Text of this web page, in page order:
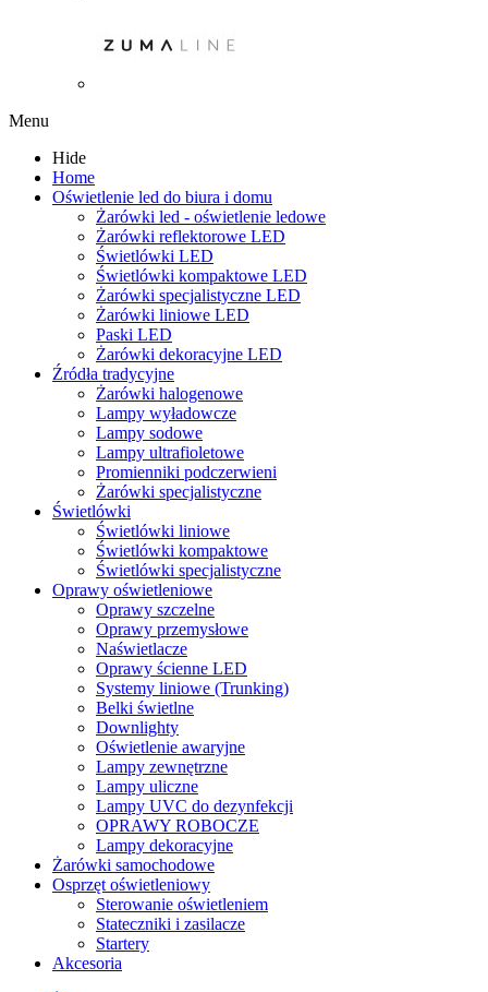
Menu
Hide
Home
Oświetlenie led do biura i domu
Żarówki led - oświetlenie ledowe
Żarówki reflektorowe LED
Świetlówki LED
Świetlówki kompaktowe LED
Żarówki specjalistyczne LED
Żarówki liniowe LED
Paski LED
Żarówki dekoracyjne LED
Źródła tradycyjne
Żarówki halogenowe
Lampy wyładowcze
Lampy sodowe
Lampy ultrafioletowe
Promienniki podczerwieni
Żarówki specjalistyczne
Świetlówki
Świetlówki liniowe
Świetlówki kompaktowe
Świetlówki specjalistyczne
Oprawy oświetleniowe
Oprawy szczelne
Oprawy przemysłowe
Naświetlacze
Oprawy ścienne LED
Systemy liniowe (Trunking)
Belki świetlne
Downlighty
Oświetlenie awaryjne
Lampy zewnętrzne
Lampy uliczne
Lampy UVC do dezynfekcji
OPRAWY ROBOCZE
Lampy dekoracyjne
Żarówki samochodowe
Osprzęt oświetleniowy
Sterowanie oświetleniem
Stateczniki i zasilacze
Startery
Akcesoria